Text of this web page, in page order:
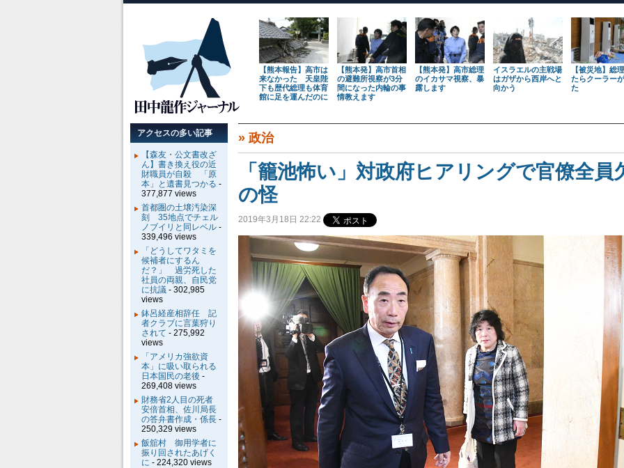
【熊本報告】高市は
来なかった 天皇陛
下も歴代総理も体育
館に足を運んだのに
【熊本発】高市首相
の避難所視察が3分
間になった内輪の事
情教えます
【熊本発】高市総理
のイカサマ視察、暴
露します
イスラエルの主戦場
はガザから西岸へと
向かう
【被災地】総
たらクーラー
た
» 政治
「籠池怖い」対政府ヒアリングで官僚全員
の怪
2019年3月18日 22:22
アクセスの多い記事
【森友・公文書改ざ
ん】書き換え役の近
財職員が自殺 「原
本」と遺書見つかる -
377,877 views
首都圏の土壌汚染深
刻 35地点でチェル
ノブイリと同レベル -
339,496 views
「どうしてワタミを
候補者にするん
だ？」 過労死した
社員の両親、自民党
に抗議 - 302,985
views
鉢呂経産相辞任 記
者クラブに言葉狩り
されて - 275,992
views
「アメリカ強欲資
本」に吸い取られる
日本国民の老後 -
269,408 views
財務省2人目の死者
安倍首相、佐川局長
の答弁書作成・係長 -
250,329 views
飯舘村 御用学者に
振り回されたあげく
に - 224,320 views